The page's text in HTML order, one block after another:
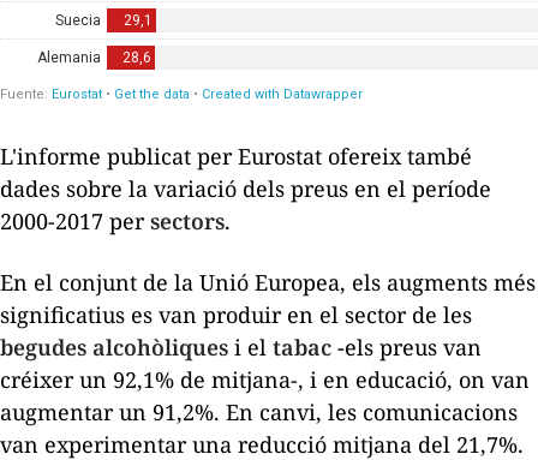
L'informe publicat per Eurostat ofereix també
dades sobre la variació dels preus en el període
2000-2017 persectors.
En el conjunt de la Unió Europea, els augments més
significatius es van produir en el sector de les
begudes alcohòliques i el tabac -els preus van
créixer un 92,1% de mitjana-, i en educació, on van
augmentar un 91,2%. En canvi, les comunicacions
van experimentar una reducció mitjana del 21,7%.